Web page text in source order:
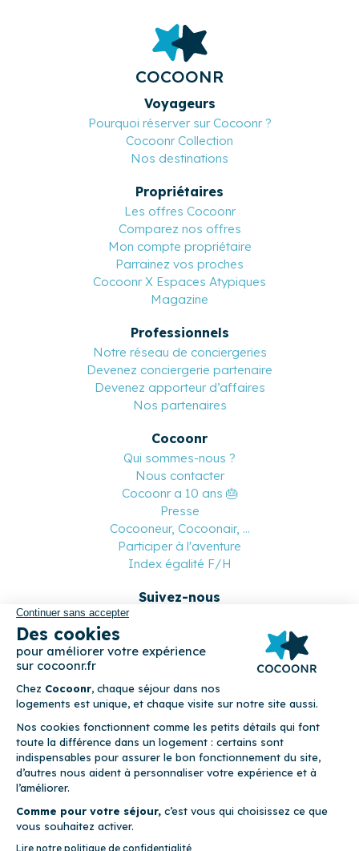
COCOONR
Voyageurs
Pourquoi réserver sur Cocoonr ?
Cocoonr Collection
Nos destinations
Propriétaires
Les offres Cocoonr
Comparez nos offres
Mon compte propriétaire
Parrainez vos proches
Cocoonr X Espaces Atypiques
Magazine
Professionnels
Notre réseau de conciergeries
Devenez conciergerie partenaire
Devenez apporteur d’affaires
Nos partenaires
Cocoonr
Qui sommes-nous ?
Nous contacter
Cocoonr a 10 ans 🎂
Presse
Cocooneur, Cocoonair, ...
Participer à l'aventure
Index égalité F/H
Suivez-nous
location–CGU– Politique de confidentialité–Politique de
Cocoonr est conçu et développé à Rennes 🇫🇷